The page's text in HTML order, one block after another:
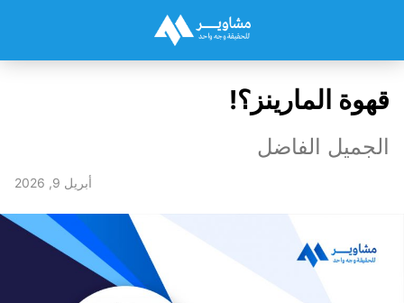
​قهوة المارينز؟!
الجميل الفاضل
أبريل 9, 2026